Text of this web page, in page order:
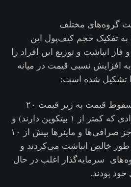
گروه‌های مختلف
به تفکیک حجم کیف‌پول این
انباشت و توزیع این افراد را
افزایش نسبی قیمت در میانه
تشکیل شده است:
پس از سقوط قیمت به زیر قیمت ۲۰
هزار دلار، میگوها (افرادی که کمتر از ۱ بیتکوین دارند) و
نهنگ‌ها( افرادی که به جز صرافی‌ها و ماینرها بیش از ۱۰
طور خالص انباشت می‌کردند و
سرمایه‌گذار اغلب در حال
بودند.